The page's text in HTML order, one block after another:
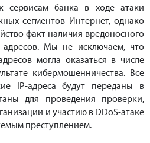
сервисам банка в ходе атаки
сегментов Интернет, однако
факт наличия вредоносного
адресов. Мы не исключаем, что
могла оказаться в числе
кибермошенничества. Все
IP-адреса будут переданы в
для проведения проверки,
и участию в DDoS-атаке
преступлением.